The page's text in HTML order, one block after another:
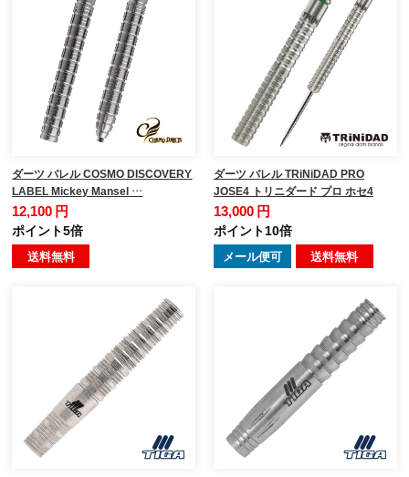
ダーツ バレル COSMO DISCOVERY
LABEL Mickey Mansel …
12,100 円
ポイント5倍
送料無料
ダーツ バレル TRiNiDAD PRO
JOSE4 トリニダード プロ ホセ4
13,000 円
ポイント10倍
メール便可 送料無料